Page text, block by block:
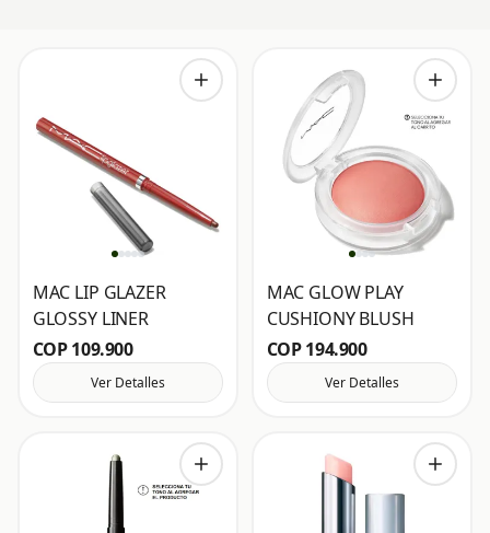
MAC LIP GLAZER
GLOSSY LINER
COP 109.900
Ver Detalles
MAC GLOW PLAY
CUSHIONY BLUSH
COP 194.900
Ver Detalles